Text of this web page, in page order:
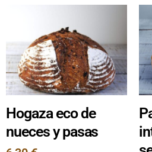
Hogaza eco de
nueces y pasas